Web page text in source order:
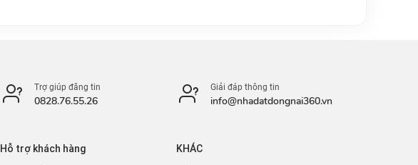
Trợ giúp đăng tin
0828.76.55.26
Giải đáp thông tin
info@nhadatdongnai360.vn
Hỗ trợ khách hàng KHÁC